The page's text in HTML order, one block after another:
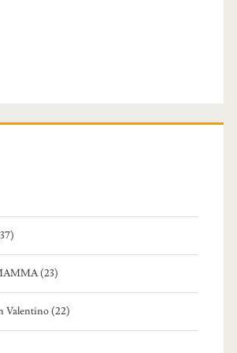
(23)
Valentino (22)